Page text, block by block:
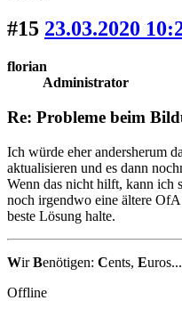
#15 23.03.2020
florian
Administrator
Re: Probleme beim
Ich würde eher andersherum
aktualisieren und es dann
Wenn das nicht hilft, kann ich
noch irgendwo eine ältere
beste Lösung halte.
WirBenötigen: Cents, Euros...
Offline